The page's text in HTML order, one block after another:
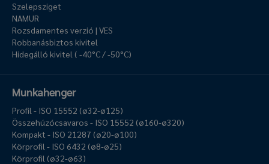
Szelepsziget
NAMUR
Rozsdamentes verzió | VES
Robbanásbiztos kivitel
Hidegálló kivitel ( -40°C / -50°C)
Munkahenger
Profil - ISO 15552 (ø32-ø125)
Összehúzócsavaros - ISO 15552 (ø160-ø320)
Kompakt - ISO 21287 (ø20-ø100)
Körprofil - ISO 6432 (ø8-ø25)
Körprofil (ø32-ø63)